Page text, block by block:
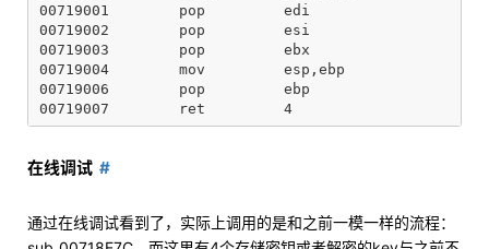
00719001        pop         edi
00719002        pop         esi
00719003        pop         ebx
00719004        mov         esp,ebp
00719006        pop         ebp
在线调试
通过在线调试看到了，实际上调用的是和之前一模一样的流程：